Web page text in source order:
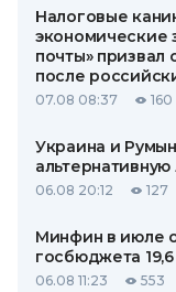
Налоговые
экономические
почты» призвал
после
07.08 08:37 160
Украина и
альтернативную
06.08 20:12 127
Минфин в июле
госбюджета
06.08 11:23 553